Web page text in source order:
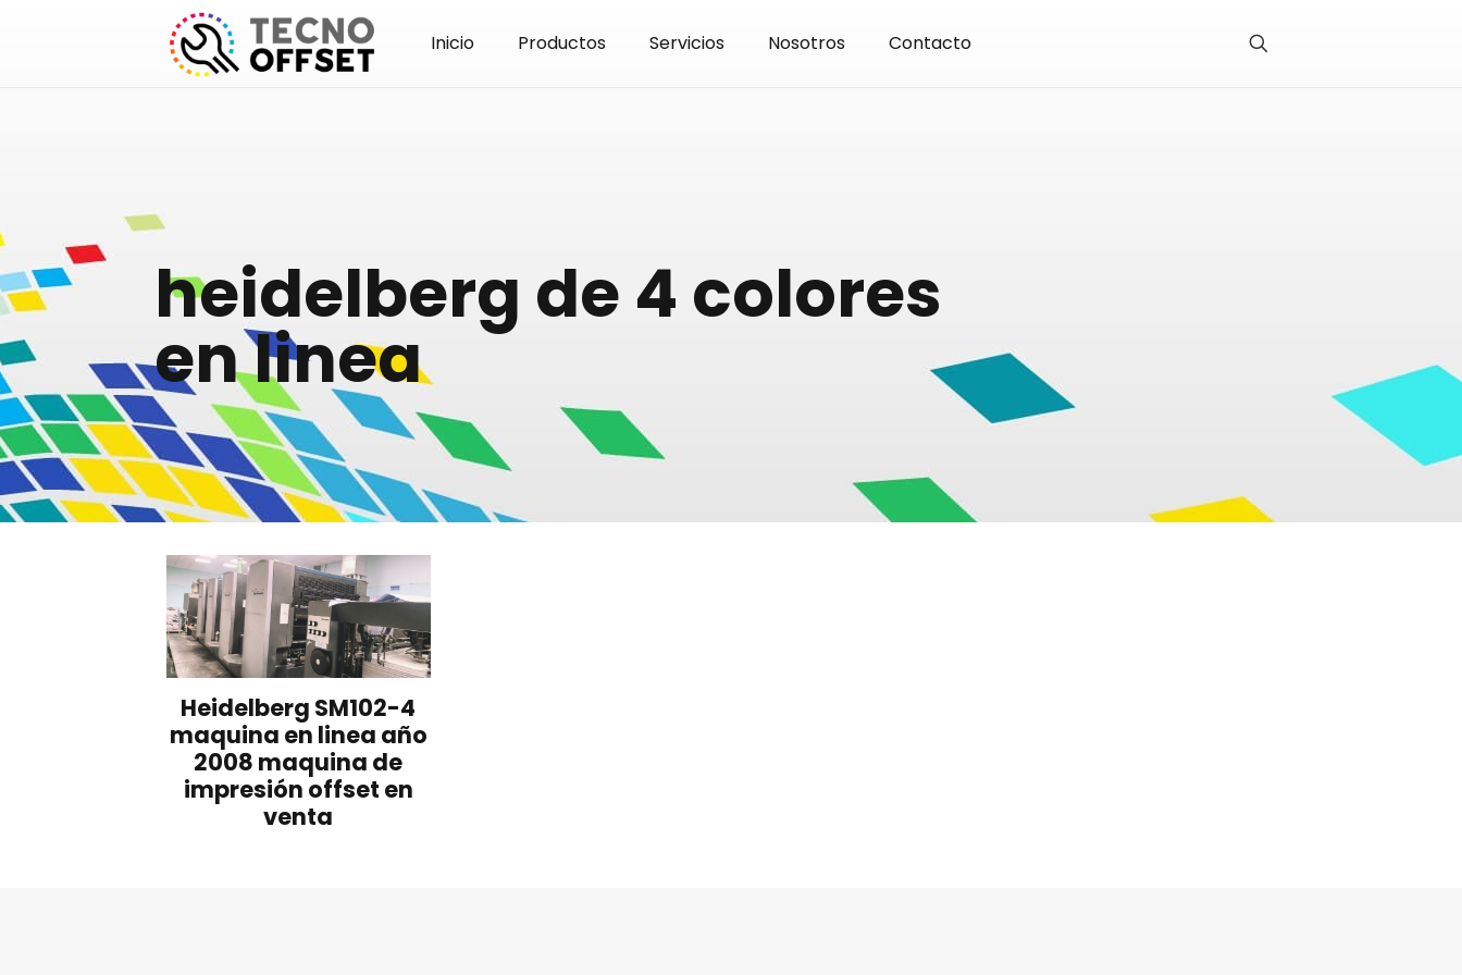
Inicio Productos Servicios Nosotros Contacto
heidelberg de 4 colores
en linea
Heidelberg SM102-4
maquina en linea año
2008 maquina de
impresión offset en
venta